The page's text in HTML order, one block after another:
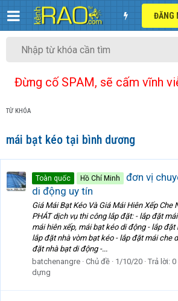
Đừng cố SPAM, sẽ cấm vĩnh
TỪ KHÓA
mái bạt kéo tại bình dương
Toàn quốc Hồ Chí Minh
đơn vị
di động uy tín
Giá Mái Bạt Kéo Và Giá Mái Hiên Xếp Che
PHÁT dịch vụ thi công lắp đặt: - lắp đặt
mái hiên xếp, mái bạt kéo di động - lắp
lắp đặt nhà vòm bạt kéo - lắp đặt mái che
đặt nhà bạt di động -...
batchenangre Chủ đề 1/10/20 Trả lời: 0
dựng